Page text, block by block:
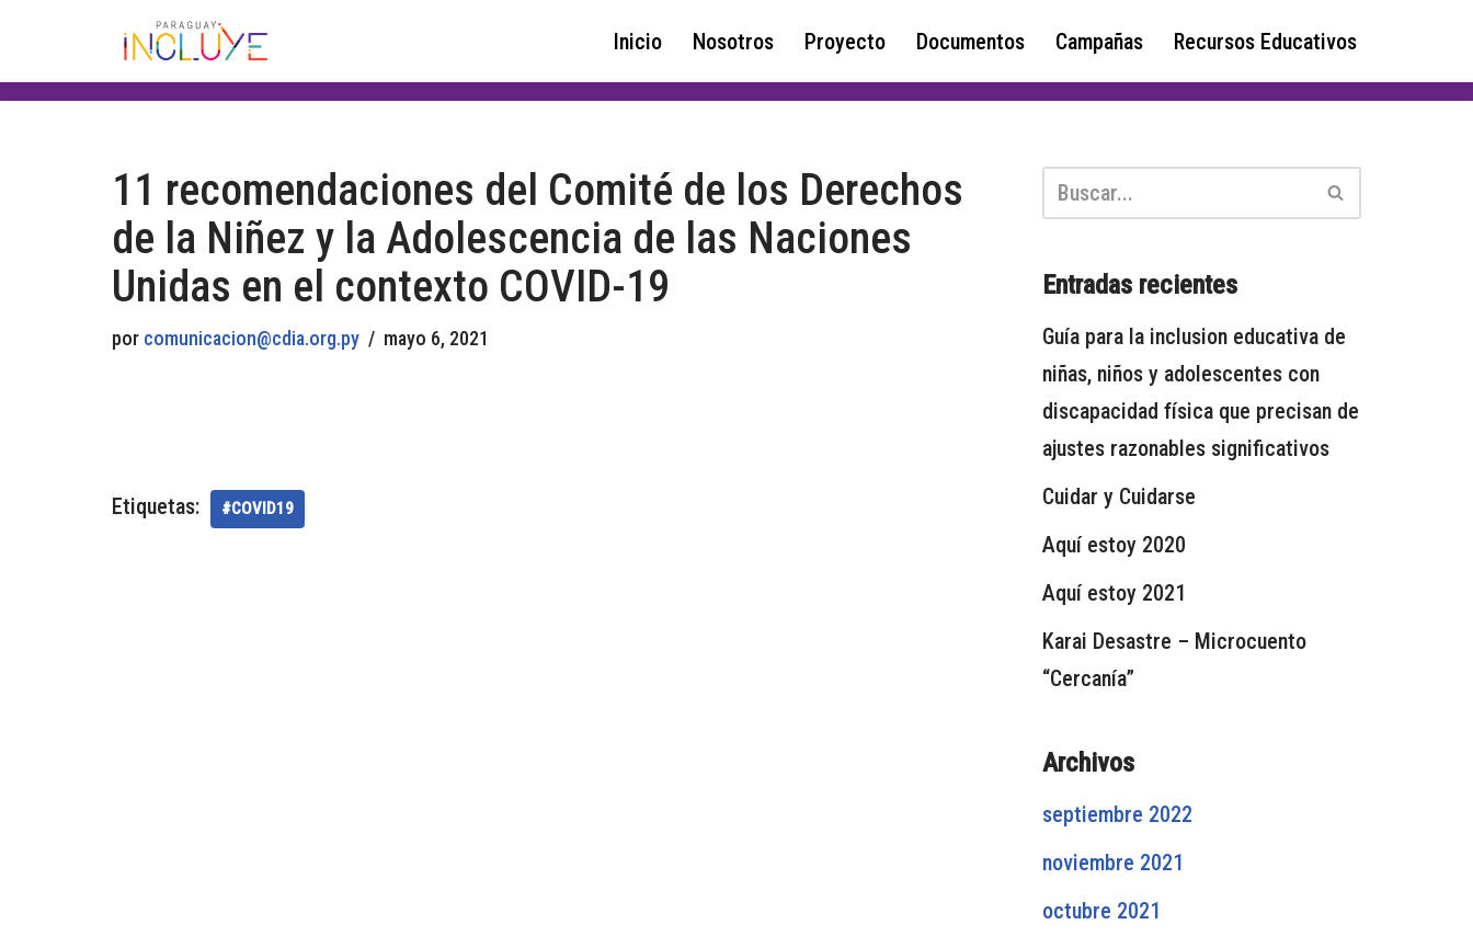
al
Inicio Nosotros Proyecto Documentos Campañas Recursos Educativos
11 recomendaciones del Comité de los Derechos
de la Niñez y la Adolescencia de las Naciones
Unidas en el contexto COVID-19
por comunicacion@cdia.org.py mayo 6, 2021
Etiquetas: #COVID19
Entradas recientes
Guía para la inclusion educativa de
niñas, niños y adolescentes con
discapacidad física que precisan de
ajustes razonables significativos
Cuidar y Cuidarse
Aquí estoy 2020
Aquí estoy 2021
Karai Desastre – Microcuento
“Cercanía”
Archivos
septiembre 2022
noviembre 2021
octubre 2021